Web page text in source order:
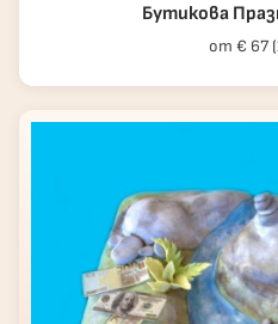
Бутикова
от € 67